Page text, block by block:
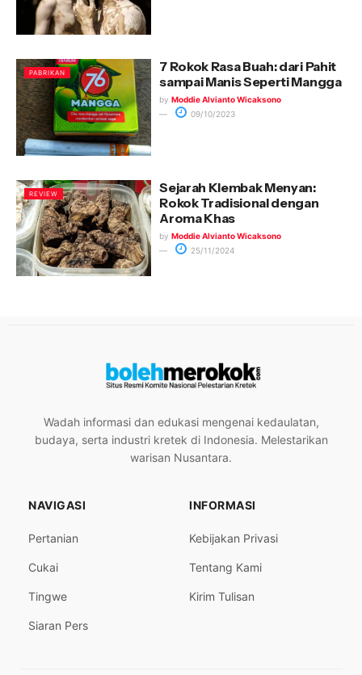
PABRIKAN
7 Rokok Rasa Buah: dari Pahit
sampai Manis Seperti Mangga
by Moddie Alvianto Wicaksono
09/10/2023
REVIEW
Sejarah Klembak Menyan:
Rokok Tradisional dengan
Aroma Khas
by Moddie Alvianto Wicaksono
25/11/2024
Wadah informasi dan edukasi mengenai kedaulatan,
budaya, serta industri kretek di Indonesia. Melestarikan
warisan Nusantara.
NAVIGASI
Pertanian
Cukai
Tingwe
Siaran Pers
INFORMASI
Kebijakan Privasi
Tentang Kami
Kirim Tulisan